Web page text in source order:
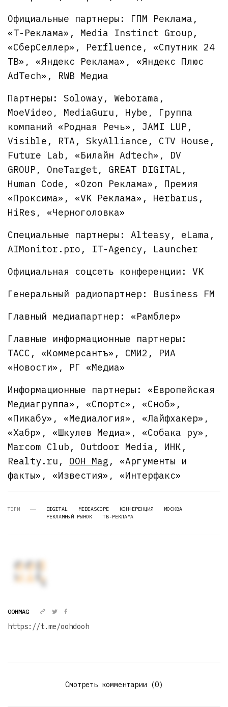
Официальные партнеры: ГПМ Реклама,
«Т-Реклама», Media Instinct Group,
«СберСеллер», Perfluence, «Спутник 24
ТВ», «Яндекс Реклама», «Яндекс Плюс
AdTech», RWB Медиа
Партнеры: Soloway, Weborama,
МоеVideo, MediaGuru, Hybe, Группа
компаний «Родная Речь», JAMI LUP,
Visible, RTA, SkyAlliance, CTV House,
Future Lab, «Билайн Adtech», DV
GROUP, OneTarget, GREAT DIGITAL,
Human Code, «Ozon Реклама», Премия
«Проксима», «VK Реклама», Herbarus,
HiRes, «Черноголовка»
Специальные партнеры: Alteasy, eLama,
AIMonitor.pro, IT-Agency, Launcher
Официальная соцсеть конференции: VK
Генеральный радиопартнер: Business FM
Главный медиапартнер: «Рамблер»
Главные информационные партнеры:
ТАСС, «Коммерсантъ», СМИ2, РИА
«Новости», РГ «Медиа»
Информационные партнеры: «Европейская
Медиагруппа», «Спортс», «Сноб»,
«Пикабу», «Медиалогия», «Лайфхакер»,
«Хабр», «Шкулев Медиа», «Собака ру»,
Marcom Club, Outdoor Media, ИНК,
Realty.ru, OOH Mag , «Аргументы и
факты», «Известия», «Интерфакс»
ТЭГИ DIGITAL MEDIASCOPE КОНФЕРЕНЦИЯ
МОСКВА
РЕКЛАМНЫЙ РЫНОК
ТВ-РЕКЛАМА
OOHMAG
https://t.me/oohdooh
Смотреть комментарии (0)